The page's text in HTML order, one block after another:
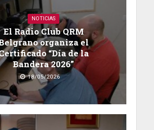
NOTICIAS
El Radio Club QRM
organiza el
“Día de la
Bandera 2026”
18/05/2026